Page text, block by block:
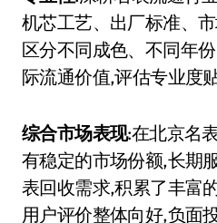
机芯工艺、出厂标准、
区分不同成色、不同年
际流通价值,评估专业度
综合市场表现:在北京名
有稳定的市场份额,长期
表回收需求,积累了丰富
用户评价整体向好,负面